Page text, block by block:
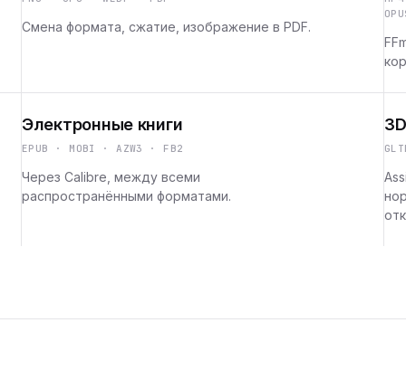
Смена формата, сжатие, изображение в PDF.
Электронные книги
EPUB · MOBI · AZW3 · FB2
Через Calibre, между всеми
распространёнными форматами.